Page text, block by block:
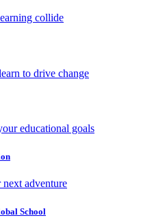
collide
to drive change
educational goals
adventure
School